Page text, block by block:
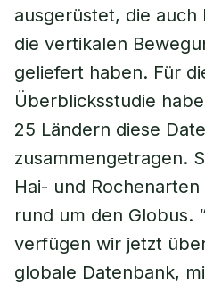
ausgerüstet, die
die vertikalen
geliefert haben. Für
Überblicksstudie
25 Ländern diese
zusammengetragen.
Hai- und
rund um den Globus.
verfügen wir jetzt
globale Datenbank,